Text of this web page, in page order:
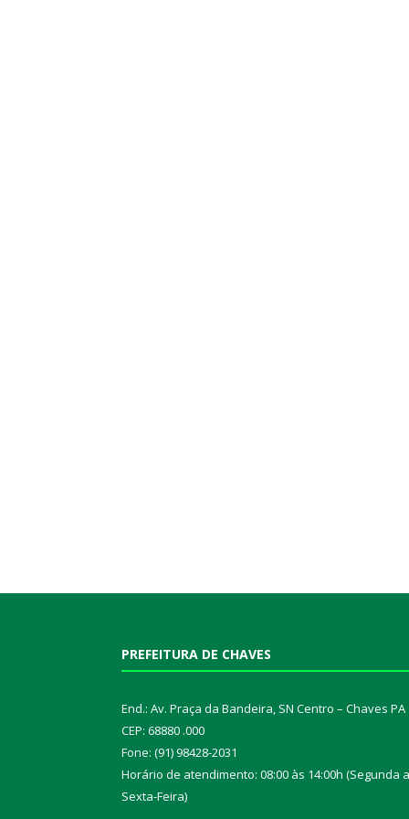
PREFEITURA DE CHAVES
End.: Av. Praça da Bandeira, SN Centro – Chaves PA
CEP: 68880 .000
Fone: (91) 98428-2031
Horário de atendimento: 08:00 às 14:00h (Segunda a
Sexta-Feira)